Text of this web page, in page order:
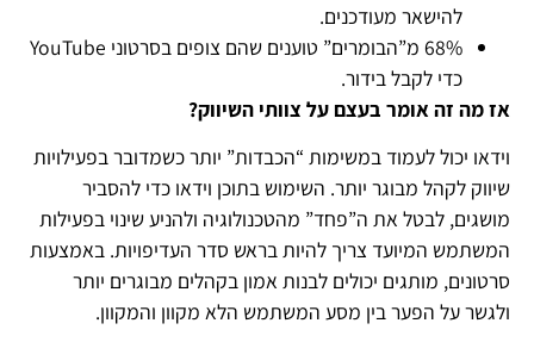
להישאר מעודכנים.
68% מ”הבומרים” טוענים שהם צופים בסרטוני YouTube
כדי לקבל בידור.
אז מה זה אומר בעצם על צוותי השיווק?
וידאו יכול לעמוד במשימות “הכבדות” יותר כשמדובר בפעילויות
שיווק לקהל מבוגר יותר. השימוש בתוכן וידאו כדי להסביר
מושגים, לבטל את ה”פחד” מהטכנולוגיה ולהניע שינוי בפעילות
המשתמש המיועד צריך להיות בראש סדר העדיפויות. באמצעות
סרטונים, מותגים יכולים לבנות אמון בקהלים מבוגרים יותר
ולגשר על הפער בין מסע המשתמש הלא מקוון והמקוון.